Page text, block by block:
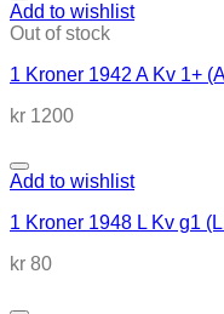
Add to wishlist
Out of stock
1 Kroner 1942 A Kv 1+
kr 1200
Add to wishlist
1 Kroner 1948 L Kv g1
kr 80